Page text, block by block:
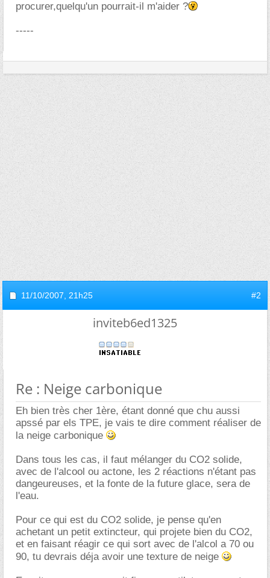
procurer,quelqu'un pourrait-il m'aider ?
-----
11/10/2007, 21h25 #2
inviteb6ed1325
Re : Neige carbonique
Eh bien très cher 1ère, étant donné que chu aussi
apssé par els TPE, je vais te dire comment réaliser de
la neige carbonique
Dans tous les cas, il faut mélanger du CO2 solide,
avec de l'alcool ou actone, les 2 réactions n'étant pas
dangeureuses, et la fonte de la future glace, sera de
l'eau.
Pour ce qui est du CO2 solide, je pense qu'en
achetant un petit extincteur, qui projete bien du CO2,
et en faisant réagir ce qui sort avec de l'alcol a 70 ou
90, tu devrais déja avoir une texture de neige